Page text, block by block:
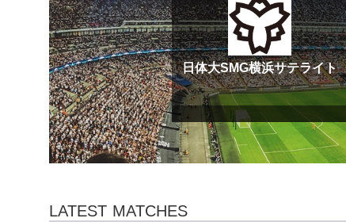
日体大SMG横浜サテライト
LATEST MATCHES